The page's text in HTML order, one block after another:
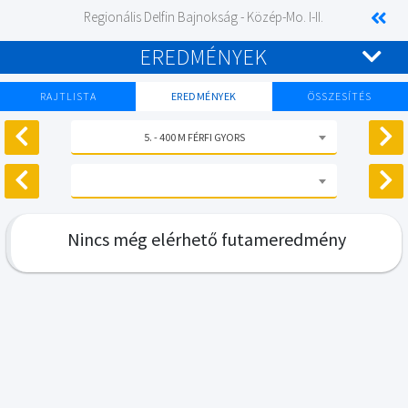
Regionális Delfin Bajnokság - Közép-Mo. I-II.
EREDMÉNYEK
RAJTLISTA EREDMÉNYEK ÖSSZESÍTÉS
5. - 400 M FÉRFI GYORS
Nincs még elérhető futameredmény